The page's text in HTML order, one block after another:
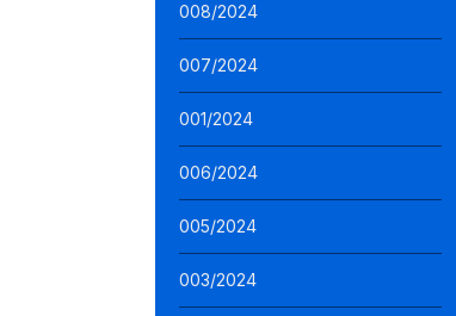
008/2024
007/2024
001/2024
006/2024
005/2024
003/2024